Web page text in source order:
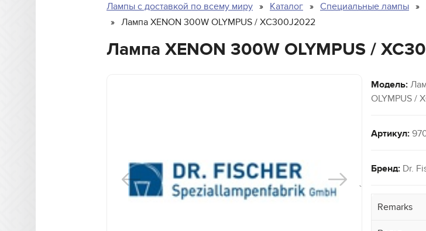
Лампы с доставкой по всему миру Каталог Специальные лампы
Лампа XENON 300W OLYMPUS / XC300J2022
Лампа XENON 300W OLYMPUS /
`
Модель:
OLYMPUS /
Артикул:
Бренд: Dr.
Remarks